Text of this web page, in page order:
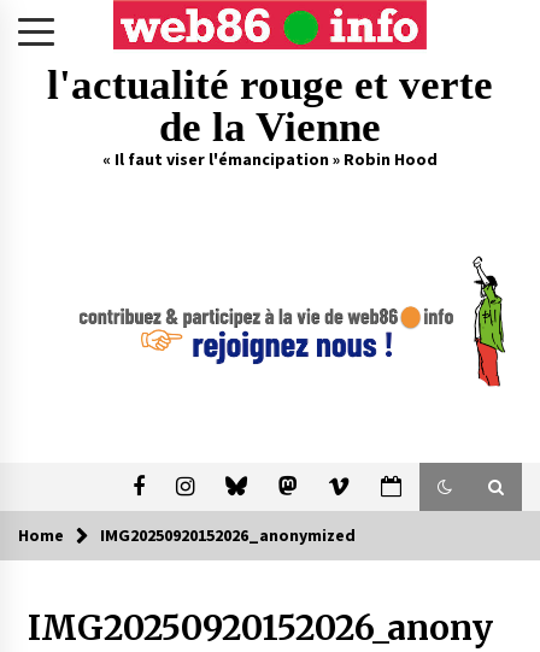
l'actualité rouge et verte
de la Vienne
« Il faut viser l'émancipation » Robin Hood
Home IMG20250920152026_anonymized
IMG20250920152026_anony